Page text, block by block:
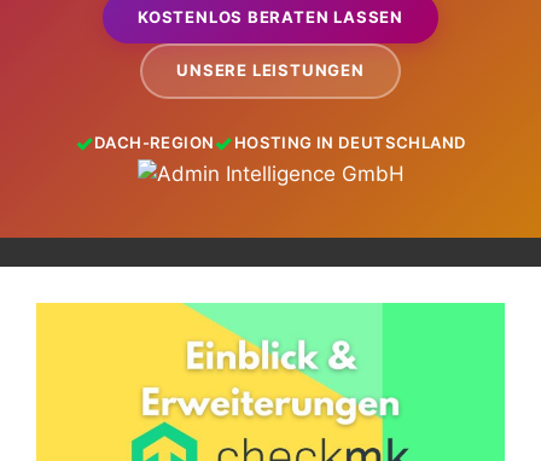
KOSTENLOS BERATEN LASSEN
UNSERE LEISTUNGEN
DACH-REGION HOSTING IN DEUTSCHLAND